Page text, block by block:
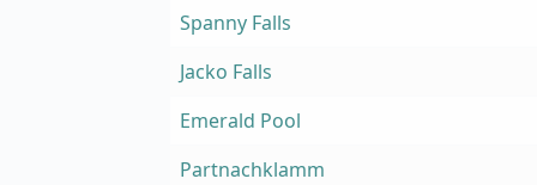
Spanny Falls
Jacko Falls
Emerald Pool
Partnachklamm